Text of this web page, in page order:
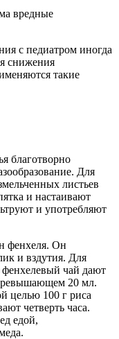
вредные
с педиатром иногда
снижения
такие
благотворно
Для
листьев
и настаивают
и употребляют
фенхеля. Он
и вздутия. Для
фенхелевый чай дают
20 мл.
целью 100 г риса
четверть часа.
едой,